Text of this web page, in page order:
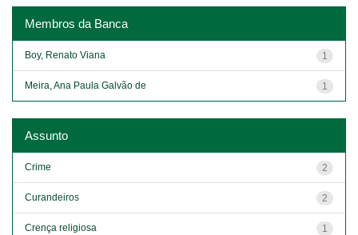
Membros da Banca
1
Boy, Renato Viana
1
Meira, Ana Paula Galvão de
Assunto
2
Crime
2
Curandeiros
1
Crença religiosa